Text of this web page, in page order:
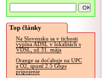
Top články
Na Slovensku sa v tichosti
vypína ADSL v lokalitách s
VDSL, už 31. mája
Orange sa doťahuje na UPC
a O2, spustí 2.5 Gbps
pripojenie